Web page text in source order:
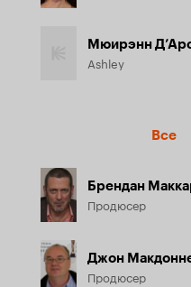
Мюирэнн
Ashley
Все
Брендан
Продюсер
Джон
Продюсер